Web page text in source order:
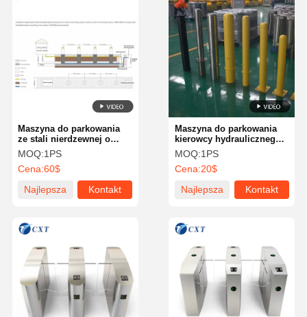
Maszyna do parkowania
ze stali nierdzewnej o
pojemności 35p/m i ekran
LCD dla efektywnego
zarządzania parkingiem
MOQ:1PS
Cena:60$
Najlepsza
Kontakt
Maszyna do parkowania
kierowcy hydraulicznego z
komunikacją RS485 i
konstrukcją ze stali
nierdzewnej
MOQ:1PS
Cena:20$
Najlepsza
Kontakt